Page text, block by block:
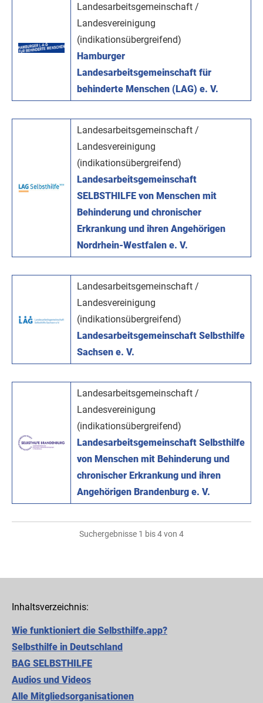
Landesarbeitsgemeinschaft /
Landesvereinigung
(indikationsübergreifend)
Hamburger
Landesarbeitsgemeinschaft für
behinderte Menschen (LAG) e. V.
Landesarbeitsgemeinschaft /
Landesvereinigung
(indikationsübergreifend)
Landesarbeitsgemeinschaft
SELBSTHILFE von Menschen mit
Behinderung und chronischer
Erkrankung und ihren Angehörigen
Nordrhein-Westfalen e. V.
Landesarbeitsgemeinschaft /
Landesvereinigung
(indikationsübergreifend)
Landesarbeitsgemeinschaft Selbsthilfe
Sachsen e. V.
Landesarbeitsgemeinschaft /
Landesvereinigung
(indikationsübergreifend)
Landesarbeitsgemeinschaft Selbsthilfe
von Menschen mit Behinderung und
chronischer Erkrankung und ihren
Angehörigen Brandenburg e. V.
Suchergebnisse 1 bis 4 von 4
Inhaltsverzeichnis:
Wie funktioniert die Selbsthilfe.app?
Selbsthilfe in Deutschland
BAG SELBSTHILFE
Audios und Videos
Alle Mitgliedsorganisationen